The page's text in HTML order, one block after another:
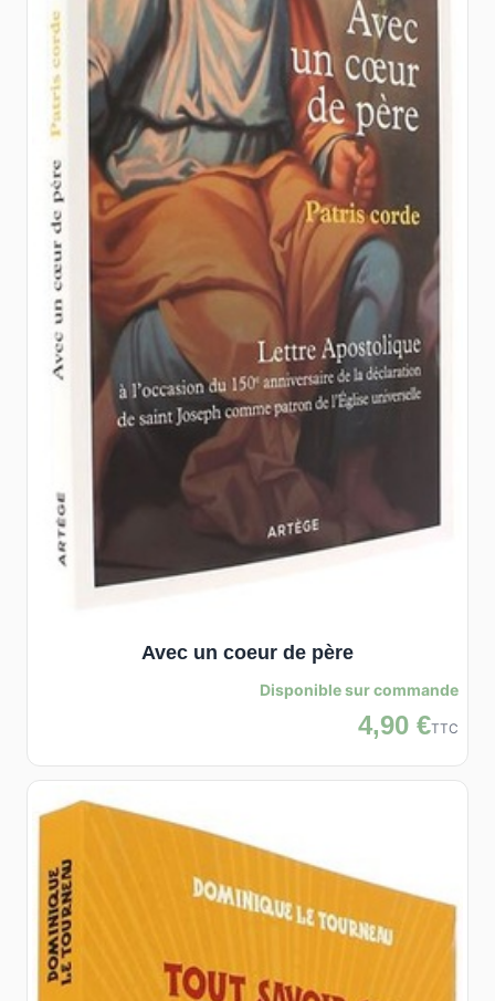
Avec un coeur de père
Disponible sur commande
4,90 €TTC